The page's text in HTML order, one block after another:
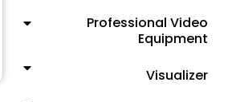
Professional Video
Equipment
Visualizer